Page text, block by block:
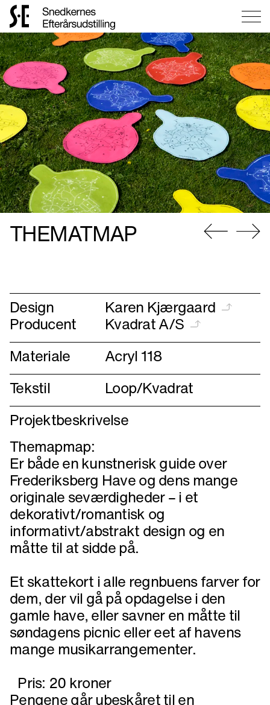
Gå
til
forsiden
THEMATMAP
Design Karen Kjærgaard
Producent
Kvadrat A/S
Materiale
Acryl 118
Tekstil
Loop/Kvadrat
Projektbeskrivelse
Themapmap:
Er både en kunstnerisk guide over
Frederiksberg Have og dens mange
originale seværdigheder – i et
dekorativt/romantisk og
informativt/abstrakt design og en
måtte til at sidde på.
Et skattekort i alle regnbuens farver for
dem, der vil gå på opdagelse i den
gamle have, eller savner en måtte til
søndagens picnic eller eet af havens
mange musikarrangementer.
Pris: 20 kroner
Pengene går ubeskåret til en